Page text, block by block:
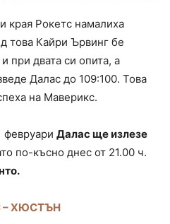
края Рокетс намалиха
това Кайри Ървинг бе
при двата си опита, а
Далас до 109:100. Това
на Маверикс.
февруари Далас ще излезе
по-късно днес от 21.00 ч.
– ХЮСТЪН